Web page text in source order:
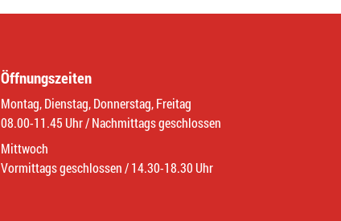
Öffnungszeiten
Montag, Dienstag, Donnerstag, Freitag
08.00-11.45 Uhr / Nachmittags geschlossen
Mittwoch
Vormittags geschlossen / 14.30-18.30 Uhr